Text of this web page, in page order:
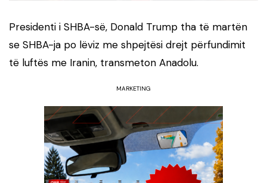
Presidenti i SHBA-së, Donald Trump tha të martën
se SHBA-ja po lëviz me shpejtësi drejt përfundimit
të luftës me Iranin, transmeton Anadolu.
MARKETING